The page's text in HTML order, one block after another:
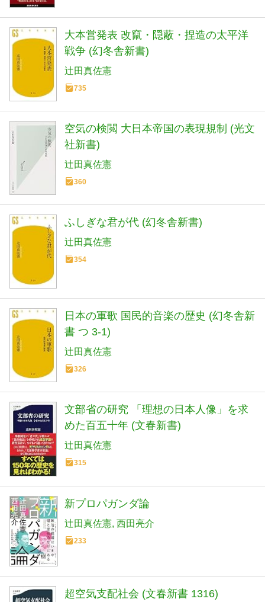
大本営発表 改竄・隠蔽・捏造の太平洋
戦争 (幻冬舎新書)
辻田真佐憲
735
空気の検閲 大日本帝国の表現規制 (光文
社新書)
辻田真佐憲
360
ふしぎな君が代 (幻冬舎新書)
辻田真佐憲
354
日本の軍歌 国民的音楽の歴史 (幻冬舎新
書 つ 3-1)
辻田真佐憲
326
文部省の研究 「理想の日本人像」を求
めた百五十年 (文春新書)
辻田真佐憲
315
新プロパガンダ論
辻田真佐憲 西田亮介
233
超空気支配社会 (文春新書 1316)